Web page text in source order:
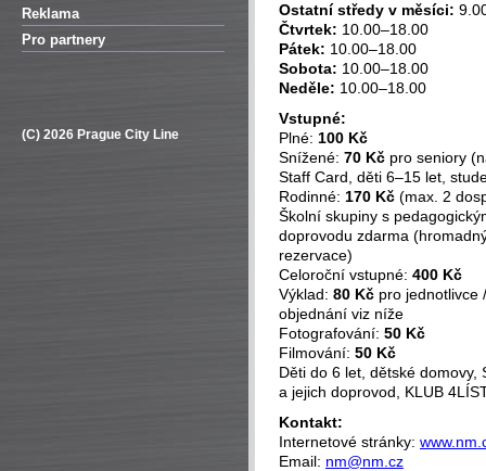
Reklama
Pro partnery
(C) 2026 Prague City Line
Ostatní středy v měsíci:
Čtvrtek: 10.00–18.00
Pátek: 10.00–18.00
Sobota: 10.00–18.00
Neděle: 10.00–18.00
Vstupné:
Plné: 100 Kč
Snížené: 70 Kč pro seniory
Staff Card, děti 6–15 let,
Rodinné: 170 Kč (max. 2
Školní skupiny s
doprovodu zdarma
rezervace)
Celoroční vstupné: 400 Kč
Výklad: 80 Kč pro jednotlivce
objednání viz níže
Fotografování: 50 Kč
Filmování: 50 Kč
Děti do 6 let, dětské domovy,
a jejich doprovod, KLUB
Kontakt:
Internetové stránky:
Email: nm@nm.cz